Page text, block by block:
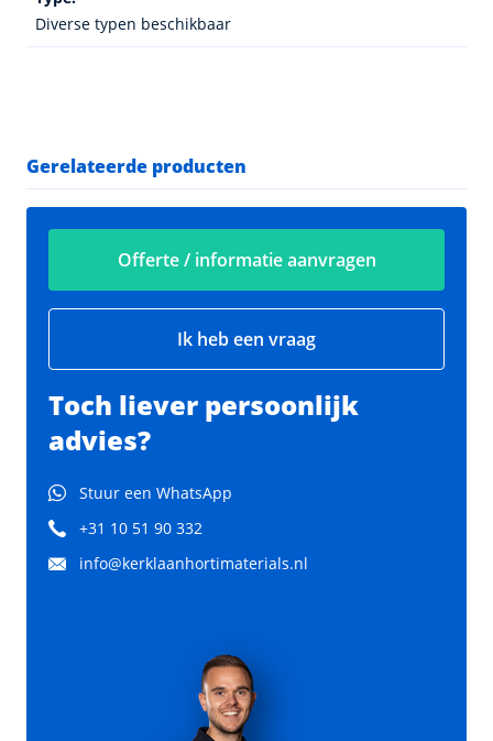
Diverse typen beschikbaar
Gerelateerde producten
Offerte / informatie aanvragen
Ik heb een vraag
Toch liever persoonlijk
advies?
Stuur een WhatsApp
+31 10 51 90 332
info@kerklaanhortimaterials.nl